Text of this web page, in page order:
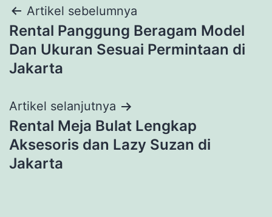
Navigasi
pos
Artikel sebelumnya
Rental Panggung Beragam Model
Dan Ukuran Sesuai Permintaan di
Jakarta
Artikel selanjutnya
Rental Meja Bulat Lengkap
Aksesoris dan Lazy Suzan di
Jakarta